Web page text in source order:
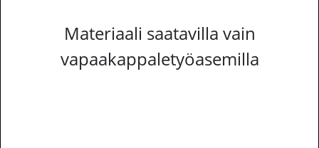
Materiaali saatavilla vain
vapaakappaletyöasemilla